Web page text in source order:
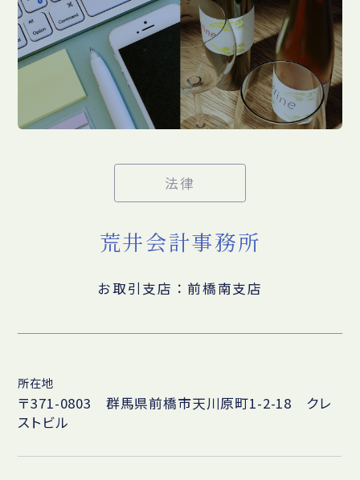
法律
荒井会計事務所
お取引支店：前橋南支店
所在地
〒371-0803 群馬県前橋市天川原町1-2-18 クレ
ストビル